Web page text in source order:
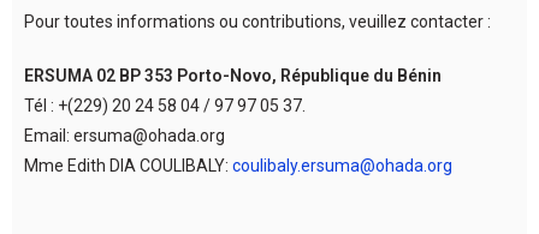
Pour toutes informations ou contributions, veuillez contacter :
ERSUMA 02 BP 353 Porto-Novo, République du Bénin
Tél : +(229) 20 24 58 04 / 97 97 05 37.
Email: ersuma@ohada.org
Mme Edith DIA COULIBALY: coulibaly.ersuma@ohada.org